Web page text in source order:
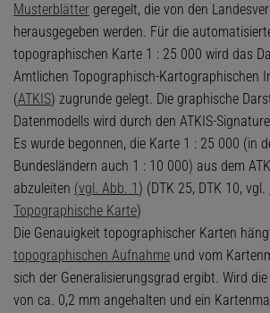
Musterblätter geregelt, die von den
herausgegeben werden. Für die
topographischen Karte 1 : 25 000 wird das
Amtlichen Topographisch-Kartographischen
(ATKIS) zugrunde gelegt. Die graphische
Datenmodells wird durch den ATKIS-
Es wurde begonnen, die Karte 1 : 25 000 (in
Bundesländern auch 1 : 10 000) aus dem
abzuleiten (vgl. Abb. 1) (DTK 25, DTK 10, vgl.
Topographische Karte)
Die Genauigkeit topographischer Karten
topographischen Aufnahme und vom
sich der Generalisierungsgrad ergibt. Wird
von ca. 0,2 mm angehalten und ein